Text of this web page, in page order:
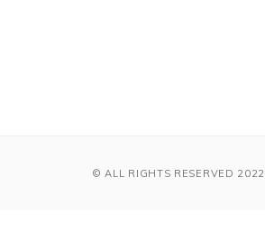
© ALL RIGHTS RESERVED 2022